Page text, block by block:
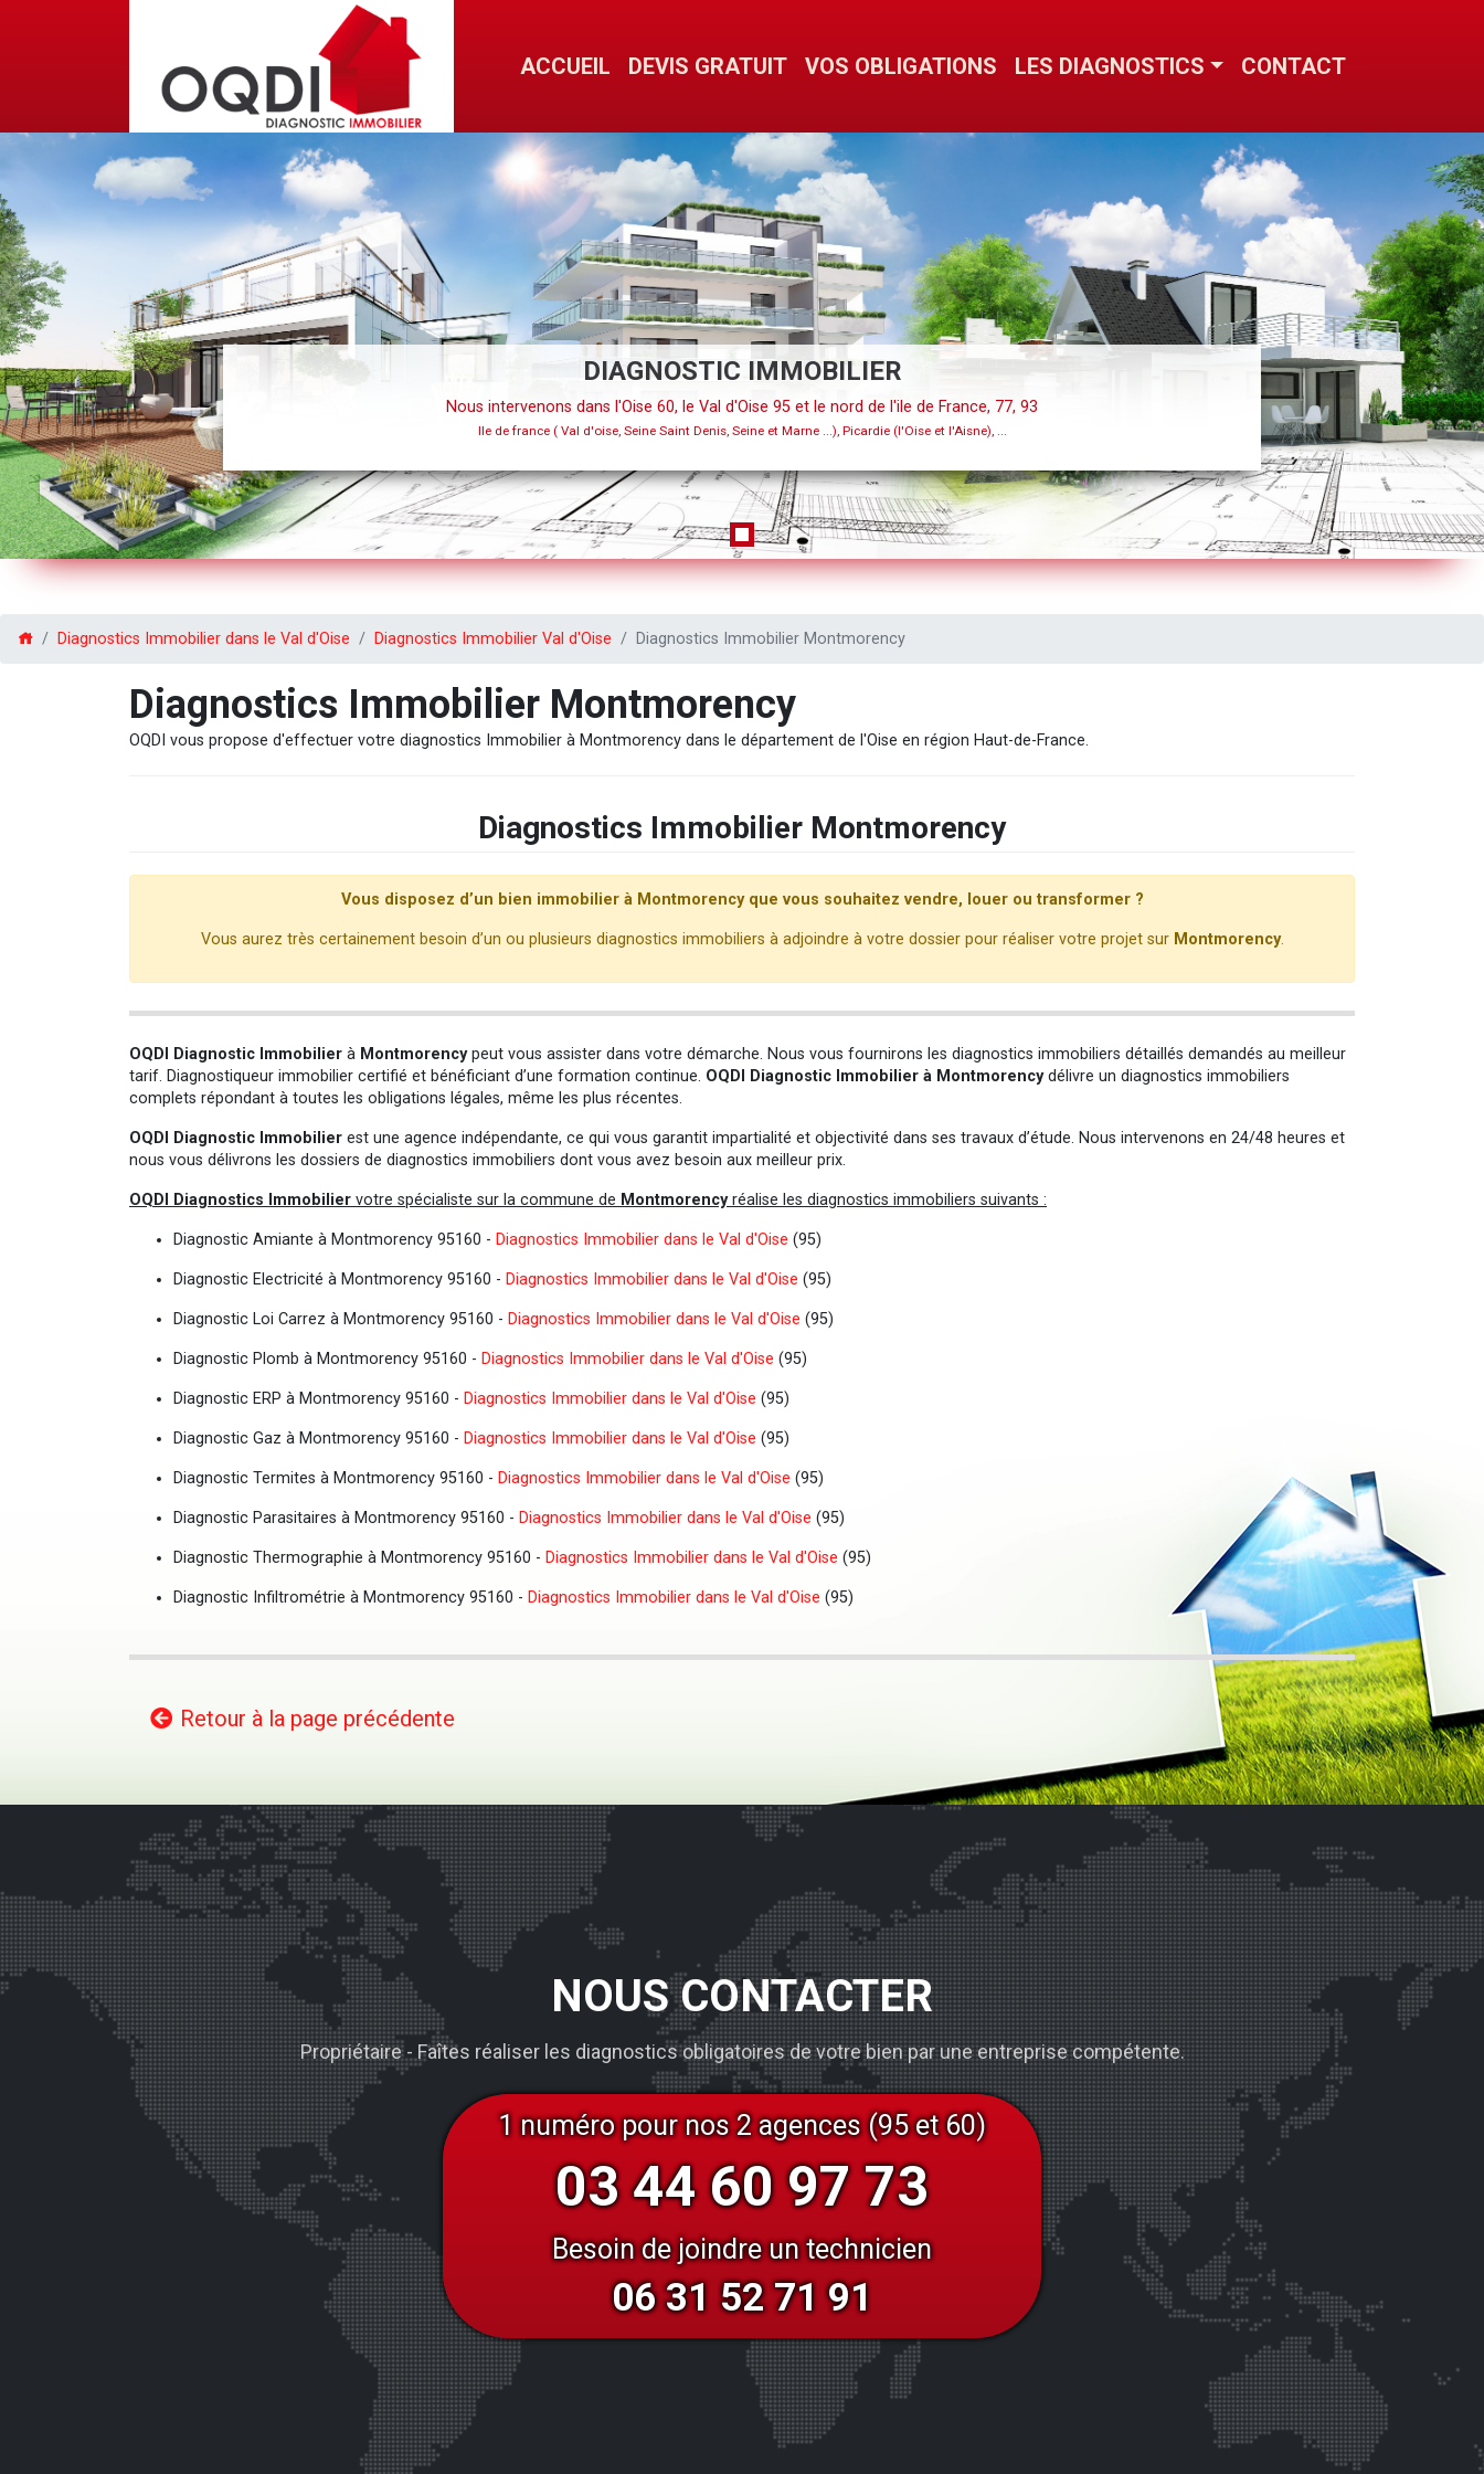
ACCUEIL DEVIS GRATUIT VOS OBLIGATIONS LES DIAGNOSTICS CONTACT
DIAGNOSTIC IMMOBILIER
Nous intervenons dans l'Oise 60, le Val d'Oise 95 et le nord de l'ile de France, 77, 93
Ile de france ( Val d'oise, Seine Saint Denis, Seine et Marne ...), Picardie (l'Oise et l'Aisne), ...
Previous Next
Diagnostics Immobilier dans le Val d'Oise Diagnostics Immobilier Val d'Oise Diagnostics Immobilier Montmorency
Diagnostics Immobilier Montmorency
OQDI vous propose d'effectuer votre diagnostics Immobilier à Montmorency dans le département de l'Oise en région Haut-de-France.
Diagnostics Immobilier Montmorency
Vous disposez d’un bien immobilier à Montmorency que vous souhaitez vendre, louer ou transformer ?
Vous aurez très certainement besoin d’un ou plusieurs diagnostics immobiliers à adjoindre à votre dossier pour réaliser votre projet sur Montmorency.
OQDI Diagnostic Immobilier à Montmorencypeut vous assister dans votre démarche. Nous vous fournirons les diagnostics immobiliers détaillés demandés au meilleur
tarif. Diagnostiqueur immobilier certifié et bénéficiant d’une formation continue. OQDI Diagnostic Immobilier à Montmorencydélivre un diagnostics immobiliers
complets répondant à toutes les obligations légales, même les plus récentes.
OQDI Diagnostic Immobilier est une agence indépendante, ce qui vous garantit impartialité et objectivité dans ses travaux d’étude. Nous intervenons en 24/48 heures et
nous vous délivrons les dossiers de diagnostics immobiliers dont vous avez besoin aux meilleur prix.
OQDI Diagnostics Immobilier votre spécialiste sur la commune de Montmorencyréalise les diagnostics immobiliers suivants :
Diagnostic Amiante à Montmorency 95160 - Diagnostics Immobilier dans le Val d'Oise (95)
Diagnostic Electricité à Montmorency 95160 - Diagnostics Immobilier dans le Val d'Oise (95)
Diagnostic Loi Carrez à Montmorency 95160 - Diagnostics Immobilier dans le Val d'Oise (95)
Diagnostic Plomb à Montmorency 95160 - Diagnostics Immobilier dans le Val d'Oise (95)
Diagnostic ERP à Montmorency 95160 - Diagnostics Immobilier dans le Val d'Oise (95)
Diagnostic Gaz à Montmorency 95160 - Diagnostics Immobilier dans le Val d'Oise (95)
Diagnostic Termites à Montmorency 95160 - Diagnostics Immobilier dans le Val d'Oise (95)
Diagnostic Parasitaires à Montmorency 95160 - Diagnostics Immobilier dans le Val d'Oise (95)
Diagnostic Thermographie à Montmorency 95160 - Diagnostics Immobilier dans le Val d'Oise (95)
Diagnostic Infiltrométrie à Montmorency 95160 - Diagnostics Immobilier dans le Val d'Oise (95)
Retour à la page précédente
NOUS CONTACTER
Propriétaire - Faîtes réaliser les diagnostics obligatoires de votre bien par une entreprise compétente.
1 numéro pour nos 2 agences (95 et 60)
03 44 60 97 73
Besoin de joindre un technicien
06 31 52 71 91